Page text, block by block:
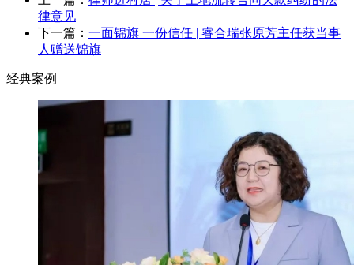
律意见
下一篇： 一面锦旗 一份信任 | 睿合瑞张原芳主任获当事
人赠送锦旗
经典案例